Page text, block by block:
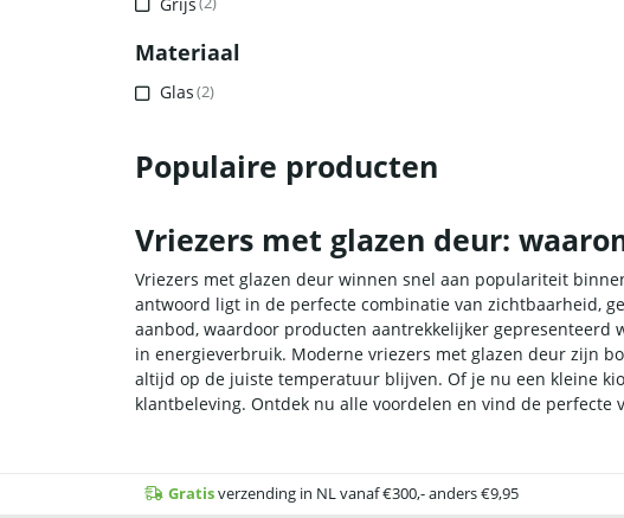
Materiaal
Glas(2)
Populaire producten
Vriezers met glazen deur:
Vriezers met glazen deur winnen snel aan populariteit
antwoord ligt in de perfecte combinatie van zichtbaarheid,
aanbod, waardoor producten aantrekkelijker gepresenteerd
in energieverbruik. Moderne vriezers met glazen deur zijn
altijd op de juiste temperatuur blijven. Of je nu een kleine
klantbeleving. Ontdek nu alle voordelen en vind de perfecte
Gratisverzending in NL vanaf €300,- anders €9,95